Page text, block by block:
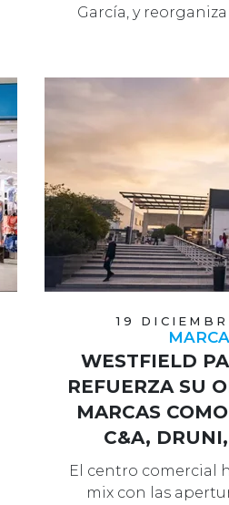
García, y
19
WESTFIELD
REFUERZA SU
MARCAS
C&A,
PARFUMS Y
El centro comercial
mix con las